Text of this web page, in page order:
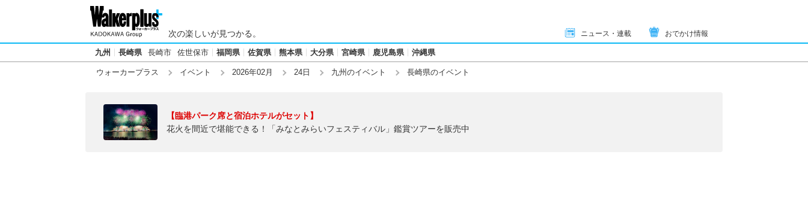
次の楽しいが見つかる。 ニュース・連載 おでかけ情報
九州 長崎県 長崎市 佐世保市 福岡県 佐賀県 熊本県 大分県 宮崎県 鹿児島県 沖縄県
ウォーカープラス イベント 2026年02月 24日 九州のイベント 長崎県のイベント
【臨港パーク席と宿泊ホテルがセット】
花火を間近で堪能できる！「みなとみらいフェスティバル」鑑賞ツアーを販売中